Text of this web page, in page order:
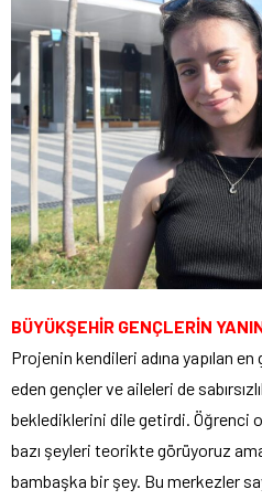
BÜYÜKŞEHİR GENÇLERİN
Projenin kendileri adına yapılan
eden gençler ve aileleri de
beklediklerini dile getirdi. Öğrenci
bazı şeyleri teorikte görüyoruz
bambaşka bir şey. Bu merkezler